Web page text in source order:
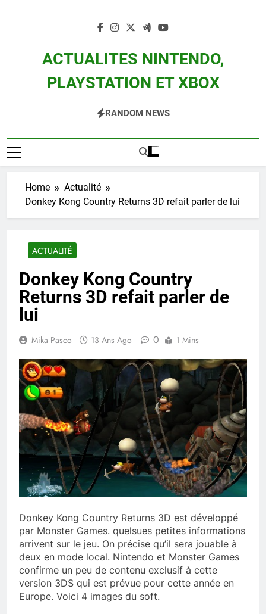
ACTUALITES NINTENDO,
PLAYSTATION ET XBOX
Zelda, Splatoon, Pokemon Entre Autres
RANDOM NEWS
Home
Actualité
Donkey Kong Country Returns 3D refait parler de lui
ACTUALITÉ
Donkey Kong Country
Returns 3D refait parler de
lui
Mika Pasco 13 Ans Ago 0 1 Mins
Donkey Kong Country Returns 3D est développé
par Monster Games. quelsues petites informations
arrivent sur le jeu. On précise qu’il sera jouable à
deux en mode local. Nintendo et Monster Games
confirme un peu de contenu exclusif à cette
version 3DS qui est prévue pour cette année en
Europe. Voici 4 images du soft.